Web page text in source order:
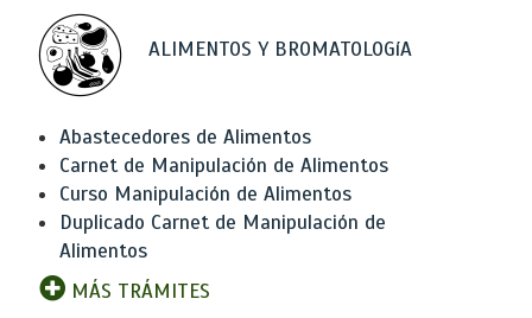
ALIMENTOS Y BROMATOLOGíA
Abastecedores de Alimentos
Carnet de Manipulación de Alimentos
Curso Manipulación de Alimentos
Duplicado Carnet de Manipulación de
Alimentos
MÁS TRÁMITES